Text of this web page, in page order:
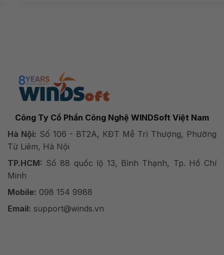
Công Ty Cổ Phần Công Nghệ WINDSoft Việt Nam
Hà Nội: Số 106 - BT2A, KĐT Mễ Trì Thượng, Phường
Từ Liêm, Hà Nội
TP.HCM: Số 88 quốc lộ 13, Bình Thạnh, Tp. Hồ Chí
Minh
Mobile: 098 154 9988
Email: support@winds.vn